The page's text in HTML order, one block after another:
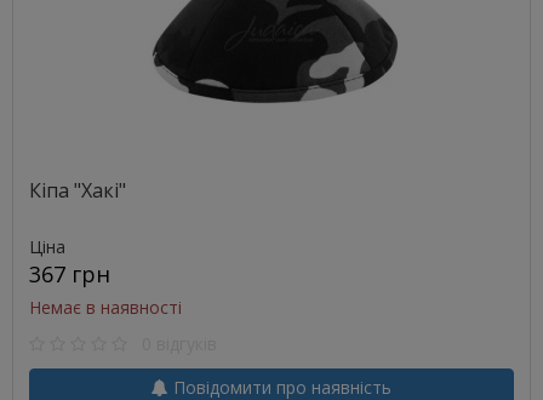
Кіпа "Хакі"
Ціна
367 грн
Немає в наявності
Повідомити про наявність